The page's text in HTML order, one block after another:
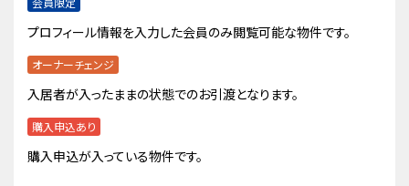
プロフィール情報を入力した会員のみ閲覧可能な物件です。
オーナーチェンジ
入居者が入ったままの状態でのお引渡となります。
購入申込あり
購入申込が入っている物件です。